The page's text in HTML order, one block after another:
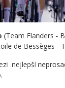
(Team Flanders -
de Bessèges
nejlepší